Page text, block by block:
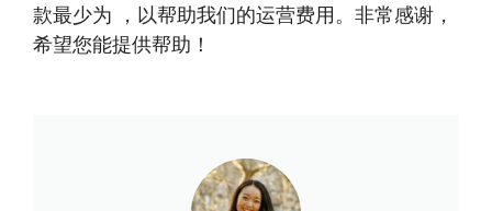
款最少为 ，以帮助我们的运营费用。非常感谢，
希望您能提供帮助！